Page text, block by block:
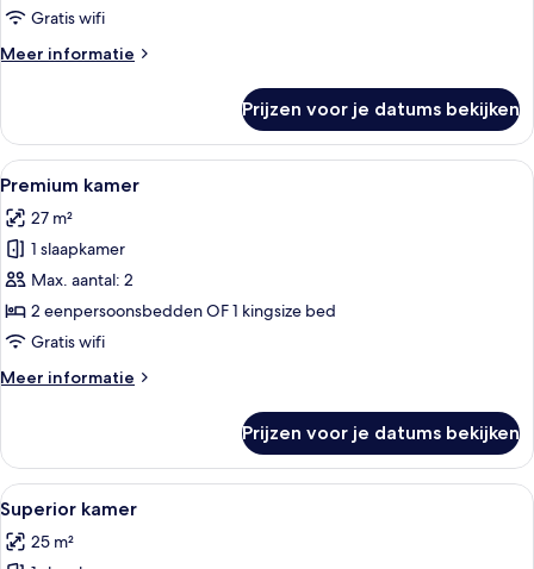
Gratis wifi
Meer informatie
Meer
suite
Prijzen voor je datums bekijken
Alle
foto's
voor
Premium
kamer
laden
Een moderne hotelkamer met een
11
Premium kamer
27 m²
1 slaapkamer
Max. aantal: 2
2 eenpersoonsbedden OF 1 kingsize bed
Gratis wifi
Meer informatie
Meer
kamer
Prijzen voor je datums bekijken
Alle
foto's
voor
Een moderne hotelkamer met een
9
Superior kamer
25 m²